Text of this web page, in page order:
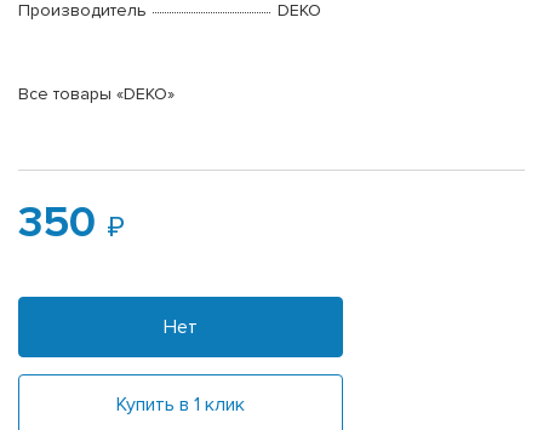
Производитель
DEKO
Все товары «DEKO»
350
Нет
Купить в 1 клик